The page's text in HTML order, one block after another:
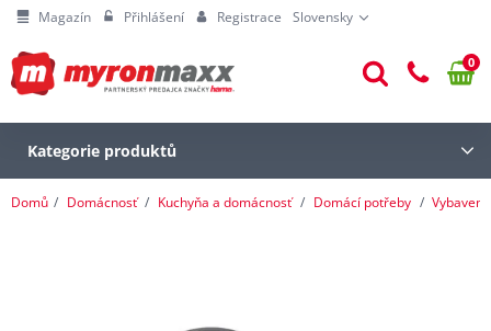
Magazín Přihlášení Registrace Slovensky
0
Kategorie produktů
Domů Domácnosť Kuchyňa a domácnosť Domácí potřeby